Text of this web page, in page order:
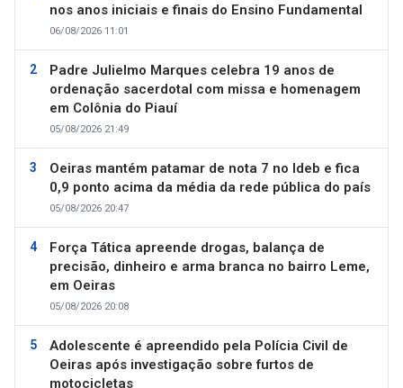
nos anos iniciais e finais do Ensino Fundamental
06/08/2026 11:01
Padre Julielmo Marques celebra 19 anos de
ordenação sacerdotal com missa e homenagem
em Colônia do Piauí
05/08/2026 21:49
Oeiras mantém patamar de nota 7 no Ideb e fica
0,9 ponto acima da média da rede pública do país
05/08/2026 20:47
Força Tática apreende drogas, balança de
precisão, dinheiro e arma branca no bairro Leme,
em Oeiras
05/08/2026 20:08
Adolescente é apreendido pela Polícia Civil de
Oeiras após investigação sobre furtos de
motocicletas